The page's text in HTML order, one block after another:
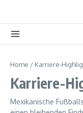
Home / Karriere-
Karriere-
Mexikanische